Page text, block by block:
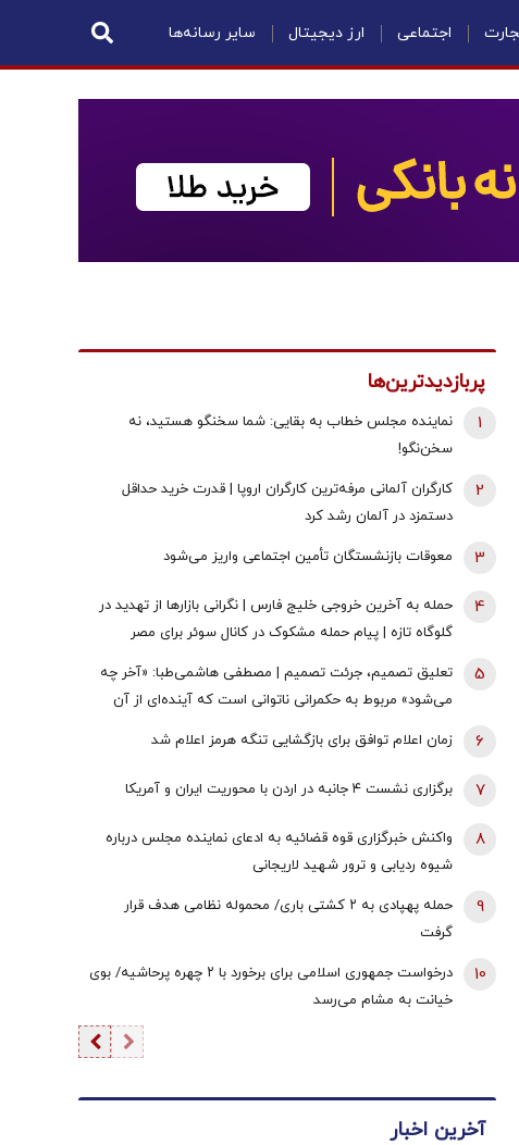
اجتماعی ارز دیجیتال سایر رسانه‌ها
پربازدیدترین‌ها
نماینده مجلس خطاب به بقایی: شما سخنگو هستید، نه
سخن‌نگو!
1
کارگران آلمانی مرفه‌ترین کارگران اروپا | قدرت خرید حداقل
دستمزد در آلمان رشد کرد
2
معوقات بازنشستگان تأمین اجتماعی واریز می‌شود 3
حمله به آخرین خروجی خلیج فارس | نگرانی بازارها از تهدید در
گلوگاه تازه | پیام حمله مشکوک در کانال سوئر برای مصر
4
تعلیق تصمیم، جرئت تصمیم | مصطفی هاشمی‌طبا: «آخر چه
می‌شود» مربوط به حکمرانی ناتوانی است که آینده‌ای از آن
5
زمان اعلام توافق برای بازگشایی تنگه هرمز اعلام شد 6
برگزاری نشست ۴ جانبه در اردن با محوریت ایران و آمریکا 7
واکنش خبرگزاری قوه قضائیه به ادعای نماینده مجلس درباره
شیوه ردیابی و ترور شهید لاریجانی
8
حمله پهپادی به ۲ کشتی باری/ محموله نظامی هدف قرار
گرفت
9
درخواست جمهوری اسلامی برای برخورد با ۲ چهره پرحاشیه/ بوی
خیانت به مشام می‌رسد
10
آخرین اخبار